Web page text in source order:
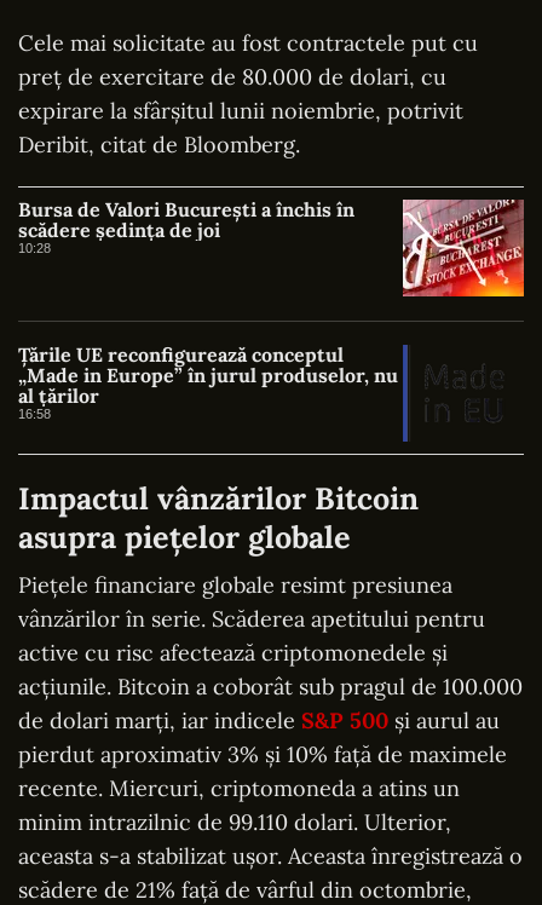
Cele mai solicitate au fost contractele put cu
preț de exercitare de 80.000 de dolari, cu
expirare la sfârșitul lunii noiembrie, potrivit
Deribit, citat de Bloomberg.
Bursa de Valori București a închis în
scădere ședința de joi
10:28
Țările UE reconfigurează conceptul
„Made in Europe” în jurul produselor, nu
al țărilor
16:58
Impactul vânzărilor Bitcoin
asupra piețelor globale
Piețele financiare globale resimt presiunea
vânzărilor în serie. Scăderea apetitului pentru
active cu risc afectează criptomonedele și
acțiunile. Bitcoin a coborât sub pragul de 100.000
de dolari marți, iar indicele S&P 500 și aurul au
pierdut aproximativ 3% și 10% față de maximele
recente. Miercuri, criptomoneda a atins un
minim intrazilnic de 99.110 dolari. Ulterior,
aceasta s-a stabilizat ușor. Aceasta înregistrează o
scădere de 21% față de vârful din octombrie,